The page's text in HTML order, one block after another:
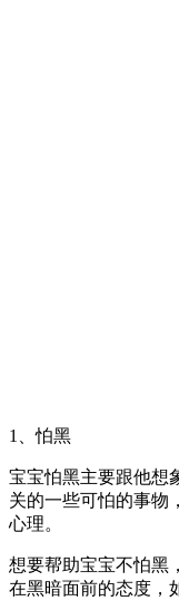
1、怕黑
宝宝怕黑主要跟他想
关的一些可怕的事物
心理。
想要帮助宝宝不怕黑
在黑暗面前的态度，